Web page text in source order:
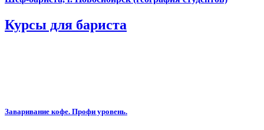
Курсы для бариста
Заваривание кофе. Профи уровень.